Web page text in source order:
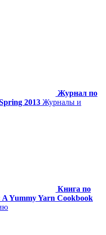
Журнал по
2013 Журналы и
Книга по
Yummy Yarn Cookbook